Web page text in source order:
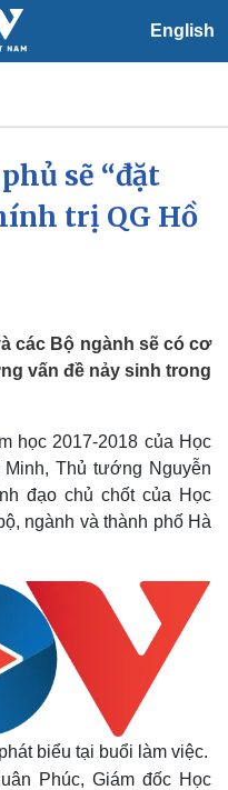
English
hội
Việc làm
Biển đảo
sẽ “đặt
trị QG Hồ
các Bộ ngành sẽ có cơ
vấn đề nảy sinh trong
học 2017-2018 của Học
Thủ tướng Nguyễn
đạo chủ chốt của Học
ngành và thành phố Hà
biểu tại buổi làm việc.
Phúc, Giám đốc Học